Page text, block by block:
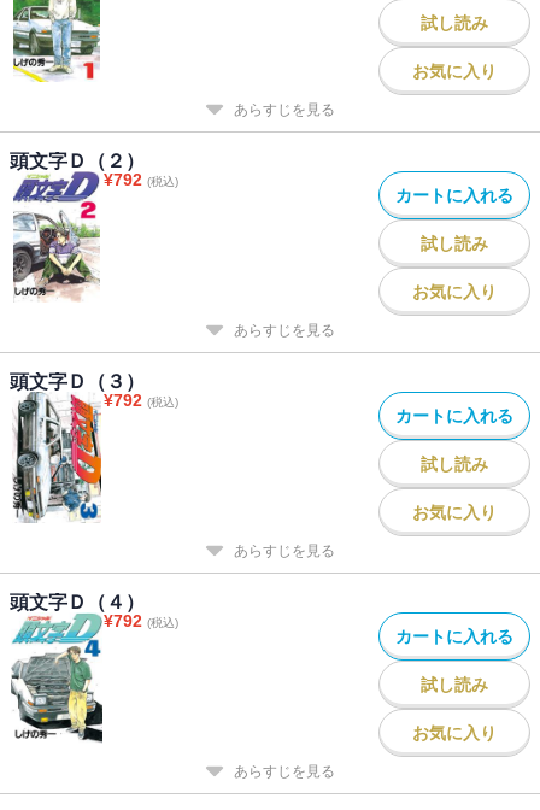
試し読み
お気に入り
あらすじを見る
頭文字Ｄ（２）
¥792 (税込)
カートに入れる
試し読み
お気に入り
あらすじを見る
頭文字Ｄ（３）
¥792 (税込)
カートに入れる
試し読み
お気に入り
あらすじを見る
頭文字Ｄ（４）
¥792 (税込)
カートに入れる
試し読み
お気に入り
あらすじを見る